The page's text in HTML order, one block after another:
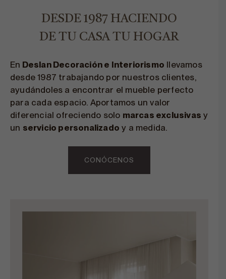
DESDE 1987 HACIENDO
DE TU CASA TU HOGAR
En Deslan Decoración e Interiorismo llevamos
desde 1987 trabajando por nuestros clientes,
ayudándoles a encontrar el mueble perfecto
para cada espacio. Aportamos un valor
diferencial ofreciendo solo marcas exclusivas y
un servicio personalizado y a medida.
CONÓCENOS